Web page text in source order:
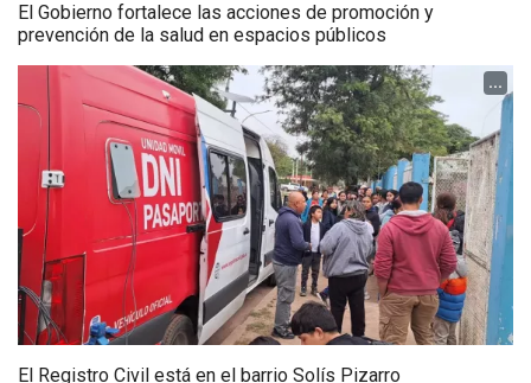
El Gobierno fortalece las acciones de promoción y
prevención de la salud en espacios públicos
...
El Registro Civil está en el barrio Solís Pizarro